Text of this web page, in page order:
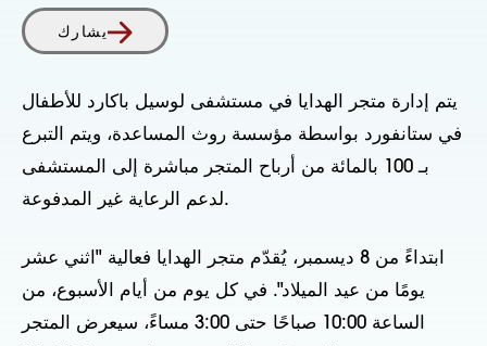
يشارك
يتم إدارة متجر الهدايا في مستشفى لوسيل باكارد للأطفال
في ستانفورد بواسطة مؤسسة روث المساعدة، ويتم التبرع
بـ 100 بالمائة من أرباح المتجر مباشرة إلى المستشفى
لدعم الرعاية غير المدفوعة.
ابتداءً من 8 ديسمبر، يُقدّم متجر الهدايا فعالية "اثني عشر
يومًا من عيد الميلاد". في كل يوم من أيام الأسبوع، من
الساعة 10:00 صباحًا حتى 3:00 مساءً، سيعرض المتجر